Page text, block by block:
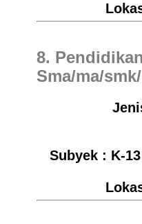
8.
Sma/ma/
Subyek : K-